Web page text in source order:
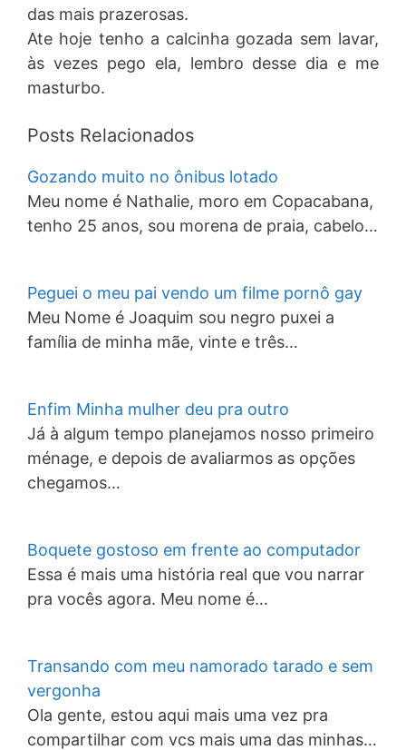
das mais prazerosas.
Ate hoje tenho a calcinha gozada sem lavar,
às vezes pego ela, lembro desse dia e me
masturbo.
Posts Relacionados
Gozando muito no ônibus lotado
Meu nome é Nathalie, moro em Copacabana,
tenho 25 anos, sou morena de praia, cabelo…
Peguei o meu pai vendo um filme pornô gay
Meu Nome é Joaquim sou negro puxei a
família de minha mãe, vinte e três…
Enfim Minha mulher deu pra outro
Já à algum tempo planejamos nosso primeiro
ménage, e depois de avaliarmos as opções
chegamos…
Boquete gostoso em frente ao computador
Essa é mais uma história real que vou narrar
pra vocês agora. Meu nome é…
Transando com meu namorado tarado e sem
vergonha
Ola gente, estou aqui mais uma vez pra
compartilhar com vcs mais uma das minhas…